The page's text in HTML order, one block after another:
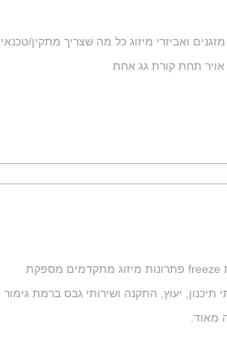
ואביזרי מיזוג כל מה שצריך מתקין/טכנאי
אויר תחת קורת גג אחת
חברת freeze פתרונות מיזוג מתקדמים מספקת
תיכנון, יעוץ, התקנה ושירותי גבס ברמת גימור
מאוד.